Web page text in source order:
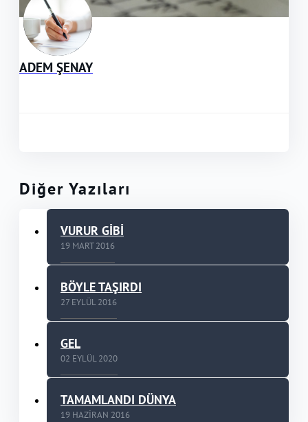
ADEM ŞENAY
Diğer Yazıları
VURUR GİBİ
19 MART 2016
BÖYLE TAŞIRDI
27 EYLÜL 2016
GEL
02 EYLÜL 2020
TAMAMLANDI DÜNYA
19 HAZIRAN 2016